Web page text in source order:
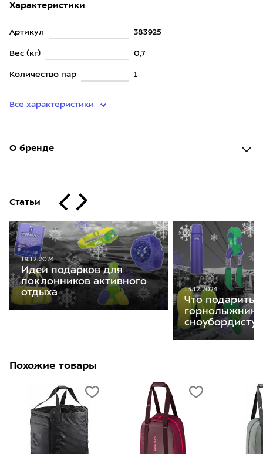
Характеристики
Артикул 383925
Вес (кг) 0,7
Количество пар 1
Все характеристики
О бренде
Статьи
19.12.2024
Идеи подарков для
поклонников активного
отдыха
13.12.2024
Что подарить
сноубордисту
Похожие товары